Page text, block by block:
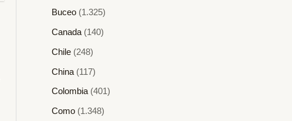
Buceo(1.325)
Canada(140)
Chile(248)
China(117)
Colombia(401)
Como(1.348)